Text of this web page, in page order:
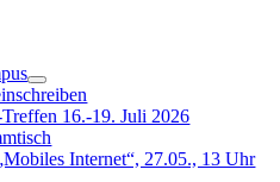
16.-19. Juli 2026
Internet“, 27.05., 13 Uhr